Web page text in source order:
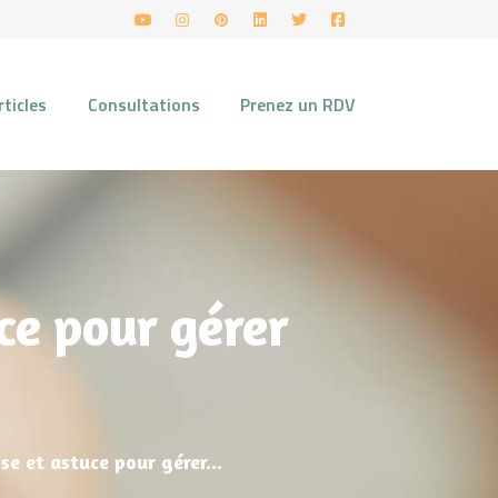
Consultations Prenez un RDV
pour gérer
et astuce pour gérer...